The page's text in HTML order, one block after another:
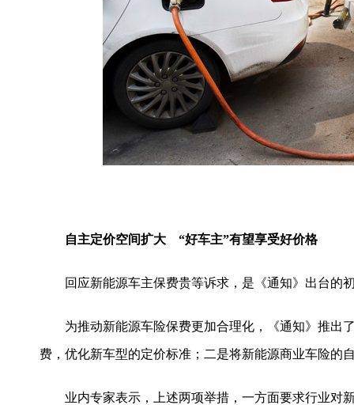
自主定价空间扩大 “好车主”有望享受好价格
回应新能源车主保费贵等诉求，是《通知》出台的
为推动新能源车险保费更加合理化，《通知》推出
费，优化新车型的定价标准；二是将新能源商业车险的
业内专家表示，上述两项举措，一方面要求行业对